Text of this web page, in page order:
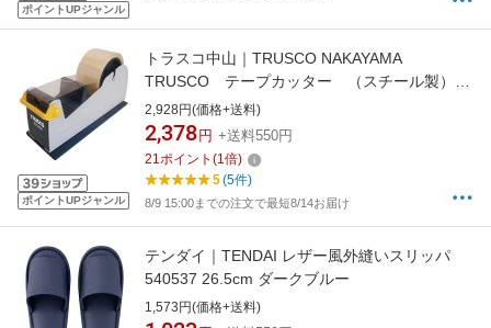
ポイントUPジャンル
ポイントUPジャンル
トラスコ中山｜TRUSCO NAKAYAMA
TRUSCO テープカッター （スチール製）
TET-227A
2,928円(価格+送料)
2,378 円 +送料550円
21ポイント (1倍)
5(5件)
8/9 15:00までの注文で最短8/14お届け
テンダイ｜TENDAI レザー風外縫いスリッパ
540537 26.5cm ダークブルー
1,573円(価格+送料)